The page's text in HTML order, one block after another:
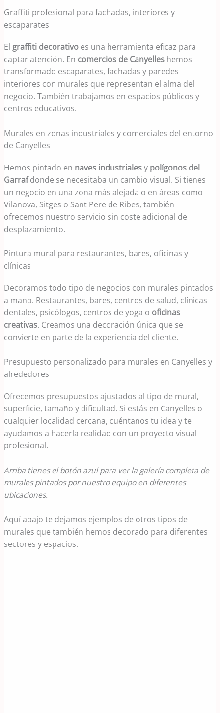
Graffiti profesional para fachadas, interiores y
escaparates
El graffiti decorativo es una herramienta eficaz para
captar atención. En comercios de Canyelles hemos
transformado escaparates, fachadas y paredes
interiores con murales que representan el alma del
negocio. También trabajamos en espacios públicos y
centros educativos.
Murales en zonas industriales y comerciales del entorno
de Canyelles
Hemos pintado en naves industrialesy polígonos del
Garrafdonde se necesitaba un cambio visual. Si tienes
un negocio en una zona más alejada o en áreas como
Vilanova, Sitges o Sant Pere de Ribes, también
ofrecemos nuestro servicio sin coste adicional de
desplazamiento.
Pintura mural para restaurantes, bares, oficinas y
clínicas
Decoramos todo tipo de negocios con murales pintados
a mano. Restaurantes, bares, centros de salud, clínicas
dentales, psicólogos, centros de yoga o oficinas
creativas. Creamos una decoración única que se
convierte en parte de la experiencia del cliente.
Presupuesto personalizado para murales en Canyelles y
alrededores
Ofrecemos presupuestos ajustados al tipo de mural,
superficie, tamaño y dificultad. Si estás en Canyelles o
cualquier localidad cercana, cuéntanos tu idea y te
ayudamos a hacerla realidad con un proyecto visual
profesional.
Arriba tienes el botón azul para ver la galería completa de
murales pintados por nuestro equipo en diferentes
ubicaciones.
Aquí abajo te dejamos ejemplos de otros tipos de
murales que también hemos decorado para diferentes
sectores y espacios.